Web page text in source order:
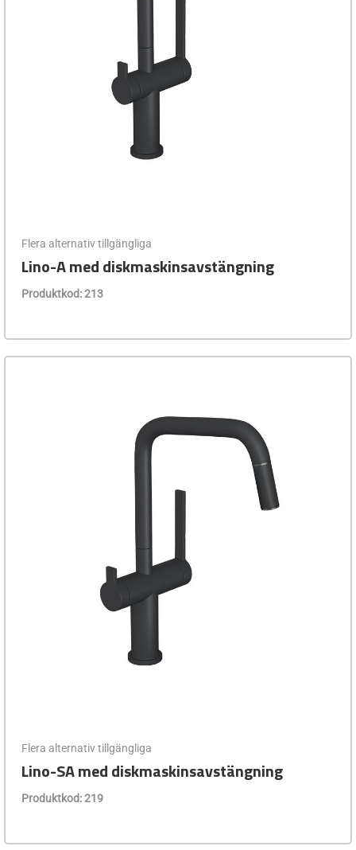
Flera alternativ tillgängliga
Lino-A med diskmaskinsavstängning
Produktkod: 213
Flera alternativ tillgängliga
Lino-SA med diskmaskinsavstängning
Produktkod: 219